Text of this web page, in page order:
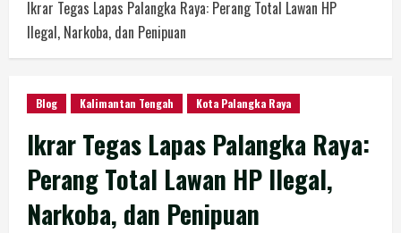
Ikrar Tegas Lapas Palangka Raya: Perang Total Lawan HP
Ilegal, Narkoba, dan Penipuan
Blog Kalimantan Tengah Kota Palangka Raya
Ikrar Tegas Lapas Palangka Raya:
Perang Total Lawan HP Ilegal,
Narkoba, dan Penipuan